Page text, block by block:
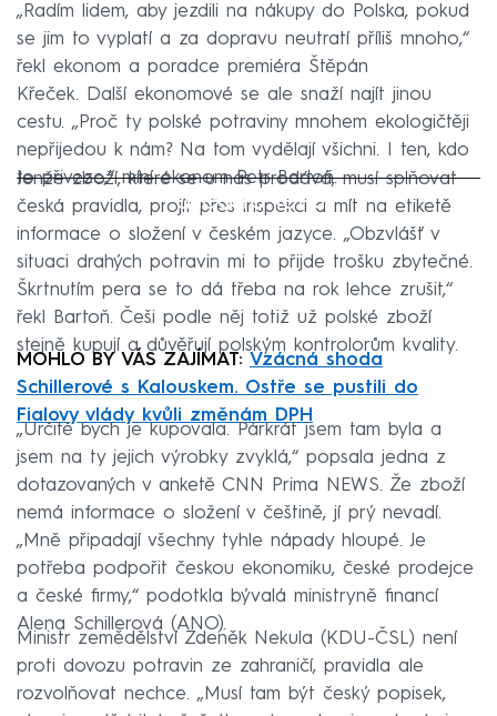
„Radím lidem, aby jezdili na nákupy do Polska, pokud
se jim to vyplatí a za dopravu neutratí příliš mnoho,“
řekl ekonom a poradce premiéra Štěpán
Křeček. Další ekonomové se ale snaží najít jinou
cestu. „Proč ty polské potraviny mnohem ekologičtěji
nepřijedou k nám? Na tom vydělají všichni. I ten, kdo
to přiveze,“ míní ekonom Petr Bartoň.
Failed to fetch
Jenže zboží, které se u nás prodává, musí splňovat
česká pravidla, projít přes inspekci a mít na etiketě
informace o složení v českém jazyce. „Obzvlášť v
situaci drahých potravin mi to přijde trošku zbytečné.
Škrtnutím pera se to dá třeba na rok lehce zrušit,“
řekl Bartoň. Češi podle něj totiž už polské zboží
stejně kupují a důvěřují polským kontrolorům kvality.
MOHLO BY VÁS ZAJÍMAT: Vzácná shoda
Schillerové s Kalouskem. Ostře se pustili do
Fialovy vlády kvůli změnám DPH
„Určitě bych je kupovala. Párkrát jsem tam byla a
jsem na ty jejich výrobky zvyklá,“ popsala jedna z
dotazovaných v anketě CNN Prima NEWS. Že zboží
nemá informace o složení v češtině, jí prý nevadí.
„Mně připadají všechny tyhle nápady hloupé. Je
potřeba podpořit českou ekonomiku, české prodejce
a české firmy,“ podotkla bývalá ministryně financí
Alena Schillerová (ANO).
Ministr zemědělství Zdeněk Nekula (KDU-ČSL) není
proti dovozu potravin ze zahraničí, pravidla ale
rozvolňovat nechce. „Musí tam být český popisek,